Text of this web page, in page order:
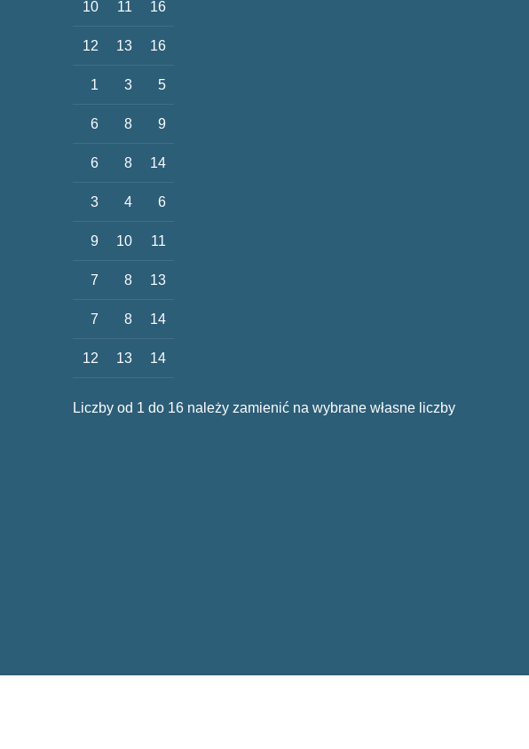
10 11 16
12 13 16
1 3 5
6 8 9
6 8 14
3 4 6
9 10 11
7 8 13
7 8 14
12 13 14
Liczby od 1 do 16 należy zamienić na wybrane własne liczby